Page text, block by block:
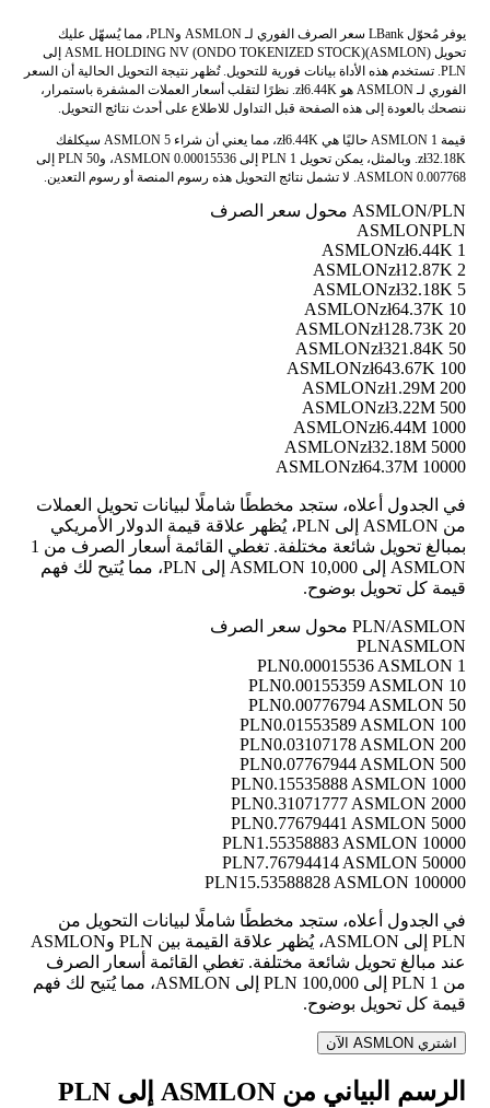
يوفر مُحوّل LBank سعر الصرف الفوري لـ ASMLON وPLN، مما يُسهّل عليك
تحويل ASML HOLDING NV (ONDO TOKENIZED STOCK)(ASMLON) إلى
PLN. تستخدم هذه الأداة بيانات فورية للتحويل. تُظهر نتيجة التحويل الحالية أن السعر
الفوري لـ ASMLON هو zł6.44K. نظرًا لتقلب أسعار العملات المشفرة باستمرار،
ننصحك بالعودة إلى هذه الصفحة قبل التداول للاطلاع على أحدث نتائج التحويل.
قيمة 1 ASMLON حاليًا هي zł6.44K، مما يعني أن شراء 5 ASMLON سيكلفك
zł32.18K. وبالمثل، يمكن تحويل 1 PLN إلى 0.00015536 ASMLON، و50 PLN إلى
0.007768 ASMLON. لا تشمل نتائج التحويل هذه رسوم المنصة أو رسوم التعدين.
ASMLON/PLN محول سعر الصرف
ASMLONPLN
1 ASMLON
zł6.44K
2 ASMLON
zł12.87K
5 ASMLON
zł32.18K
10 ASMLON
zł64.37K
20 ASMLON
zł128.73K
50 ASMLON
zł321.84K
100 ASMLON
zł643.67K
200 ASMLON
zł1.29M
500 ASMLON
zł3.22M
1000 ASMLON
zł6.44M
5000 ASMLON
zł32.18M
10000 ASMLON
zł64.37M
في الجدول أعلاه، ستجد مخططًا شاملًا لبيانات تحويل العملات
من ASMLON إلى PLN، يُظهر علاقة قيمة الدولار الأمريكي
بمبالغ تحويل شائعة مختلفة. تغطي القائمة أسعار الصرف من 1
ASMLON إلى 10,000 ASMLON إلى PLN، مما يُتيح لك فهم
قيمة كل تحويل بوضوح.
PLN/ASMLON محول سعر الصرف
PLNASMLON
1 PLN
0.00015536 ASMLON
10 PLN
0.00155359 ASMLON
50 PLN
0.00776794 ASMLON
100 PLN
0.01553589 ASMLON
200 PLN
0.03107178 ASMLON
500 PLN
0.07767944 ASMLON
1000 PLN
0.15535888 ASMLON
2000 PLN
0.31071777 ASMLON
5000 PLN
0.77679441 ASMLON
10000 PLN
1.55358883 ASMLON
50000 PLN
7.76794414 ASMLON
100000 PLN
15.53588828 ASMLON
في الجدول أعلاه، ستجد مخططًا شاملًا لبيانات التحويل من
PLN إلى ASMLON، يُظهر علاقة القيمة بين PLN وASMLON
عند مبالغ تحويل شائعة مختلفة. تغطي القائمة أسعار الصرف
من 1 PLN إلى 100,000 PLN إلى ASMLON، مما يُتيح لك فهم
قيمة كل تحويل بوضوح.
اشتري ASMLON الآن
الرسم البياني من ASMLON إلى PLN